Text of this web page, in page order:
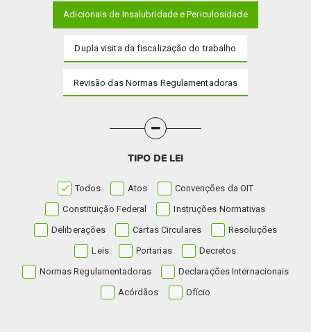
Adicionais de Insalubridade e Periculosidade
Dupla visita da fiscalização do trabalho
Revisão das Normas Regulamentadoras
TIPO DE LEI
Todos Atos
Convenções da OIT
Constituição Federal
Instruções Normativas
Deliberações
Cartas Circulares
Resoluções
Leis
Portarias
Decretos
Normas Regulamentadoras
Declarações Internacionais
Acórdãos
Ofício